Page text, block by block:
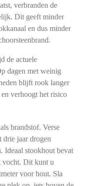
verbranden de
Dit geeft minder
en dus minder
de actuele
dagen met weinig
blijft rook langer
verhoogt het risico
brandstof. Verse
drie jaar drogen
Ideaal stookhout bevat
vocht. Dit kunt u
voor hout. Sla